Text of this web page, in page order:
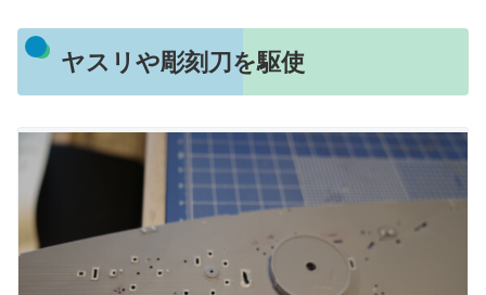
ヤスリや彫刻刀を駆使